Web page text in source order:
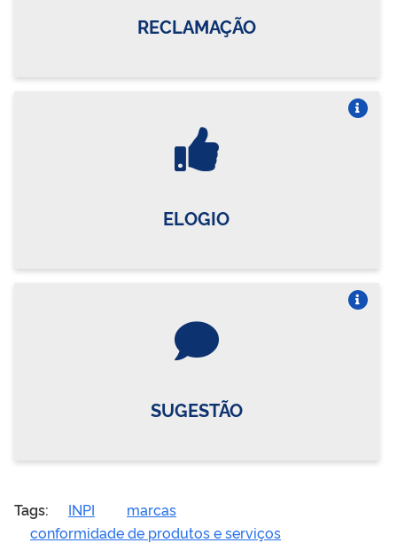
RECLAMAÇÃO
ELOGIO
SUGESTÃO
Tags: INPI
marcas
conformidade de produtos e serviços